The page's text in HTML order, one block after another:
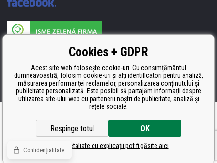
Producătorul umpluturii de rezervă este certificat
ISO 9001, ISO 14001 şi STMC.
Ecommerce solutionsBINARGON.cz
© Toate drepturile rezervate CDRmarket.ro
Cookies + GDPR
Acest site web folosește cookie-uri. Cu consimțământul
dumneavoastră, folosim cookie-uri și alți identificatori pentru analiză,
măsurarea performanței reclamelor, personalizarea conținutului și
publicitate personalizată. Este posibil să partajăm informații despre
utilizarea site-ului web cu partenerii noștri de publicitate, analiză și
rețele sociale.
Respinge totul OK
Setări detaliate cu explicații pot fi găsite aici
Confidențialitate